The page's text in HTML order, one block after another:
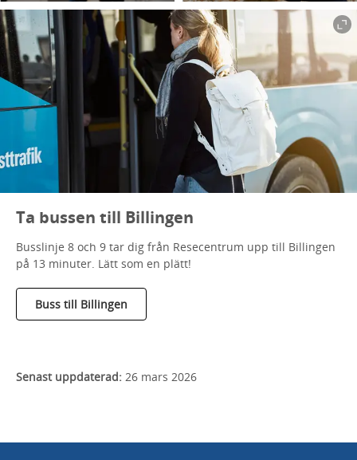
Ta bussen till Billingen
Busslinje 8 och 9 tar dig från Resecentrum upp till Billingen
på 13 minuter. Lätt som en plätt!
Buss till Billingen
Senast uppdaterad: 26 mars 2026